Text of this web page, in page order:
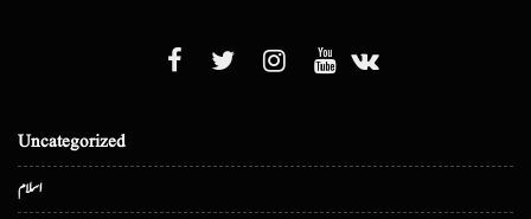
Uncategorized
اسلام